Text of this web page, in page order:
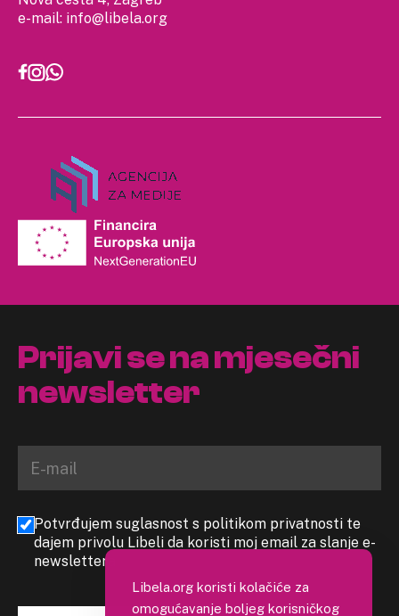
e-mail: info@libela.org
Prijavi se na mjesečni
newsletter
Potvrđujem suglasnost s politikom privatnosti te
dajem privolu Libeli da koristi moj email za slanje e-
newslettera
Libela.org koristi kolačiće za
omogućavanje boljeg korisničkog